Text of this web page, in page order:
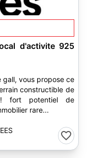
d'activite 925
constructible de
immobilier rare...